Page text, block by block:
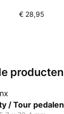
€ 28,95
producten
/ Tour pedalen